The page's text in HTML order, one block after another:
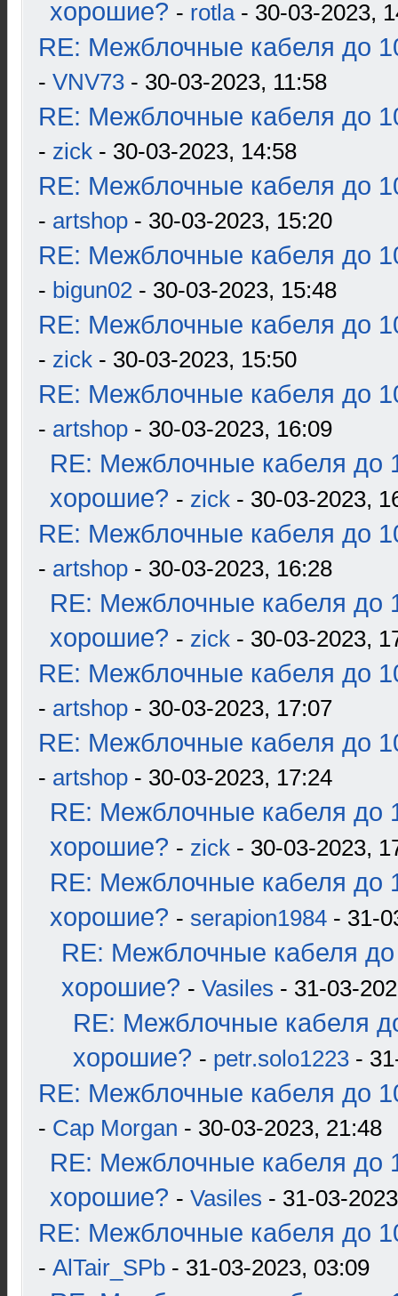
хорошие? - rotla- 30-03-2023,
RE: Межблочные кабеля до
- VNV73 - 30-03-2023, 11:58
RE: Межблочные кабеля до
- zick - 30-03-2023, 14:58
RE: Межблочные кабеля до
- artshop - 30-03-2023, 15:20
RE: Межблочные кабеля до
- bigun02 - 30-03-2023, 15:48
RE: Межблочные кабеля до
- zick - 30-03-2023, 15:50
RE: Межблочные кабеля до
- artshop - 30-03-2023, 16:09
RE: Межблочные кабеля до
хорошие? - zick - 30-03-2023,
RE: Межблочные кабеля до
- artshop - 30-03-2023, 16:28
RE: Межблочные кабеля до
хорошие? - zick - 30-03-2023,
RE: Межблочные кабеля до
- artshop - 30-03-2023, 17:07
RE: Межблочные кабеля до
- artshop - 30-03-2023, 17:24
RE: Межблочные кабеля до
хорошие? - zick - 30-03-2023,
RE: Межблочные кабеля до
хорошие? - serapion1984 - 31-
RE: Межблочные кабеля до
хорошие? - Vasiles - 31-03-
RE: Межблочные кабеля
хорошие? - petr.solo1223 -
RE: Межблочные кабеля до
- Cap Morgan - 30-03-2023, 21:48
RE: Межблочные кабеля до
хорошие? - Vasiles - 31-03-
RE: Межблочные кабеля до
- AlTair_SPb - 31-03-2023, 03:09